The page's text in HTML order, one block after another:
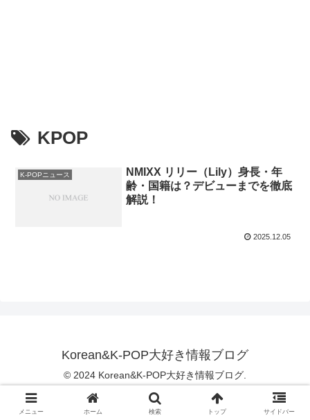
KPOP
K-POPニュース
NMIXX リリー（Lily）身長・年
齢・国籍は？デビューまでを徹底
解説！
2025.12.05
Korean&K-POP大好き情報ブログ
© 2024 Korean&K-POP大好き情報ブログ.
メニュー ホーム 検索 トップ サイドバー